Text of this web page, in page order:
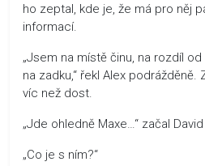
ho zeptal, kde je, že má pro něj
informací.
„Jsem na místě činu, na rozdíl
na zadku,“ řekl Alex
víc než dost.
„Jde ohledně Maxe…“ začal
„Co je s ním?“